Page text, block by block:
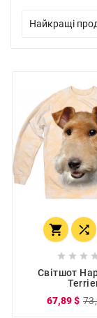
Найкращі
 
  
Світшот
67,89 $